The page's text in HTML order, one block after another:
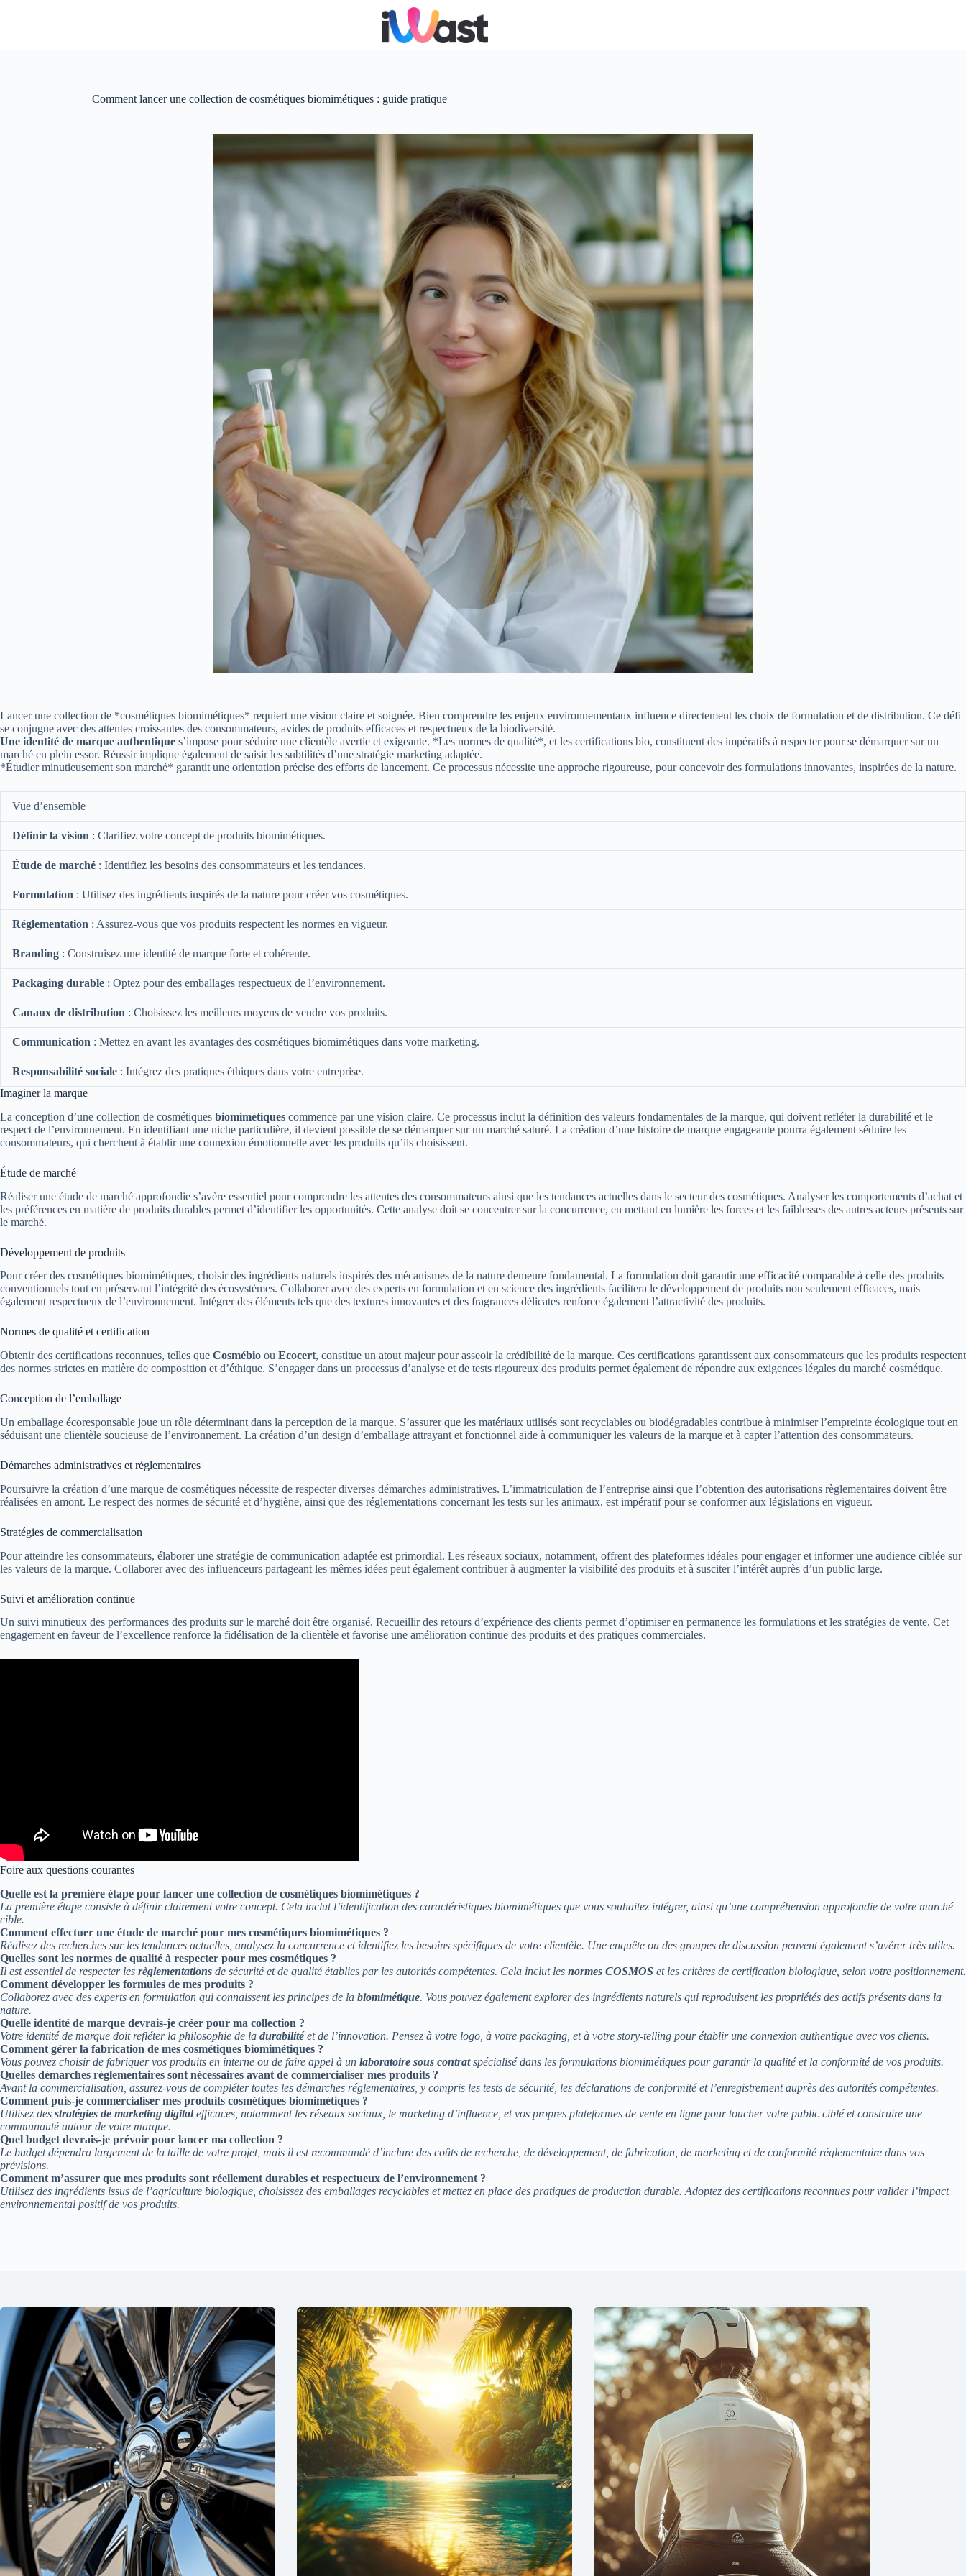
Comment lancer une collection de cosmétiques biomimétiques : guide pratique
Lancer une collection de *cosmétiques biomimétiques* requiert une vision claire et soignée. Bien comprendre les enjeux environnementaux influence directement les choix de formulation et de distribution. Ce défi
se conjugue avec des attentes croissantes des consommateurs, avides de produits efficaces et respectueux de la biodiversité.
Une identité de marque authentique s’impose pour séduire une clientèle avertie et exigeante. *Les normes de qualité*, et les certifications bio, constituent des impératifs à respecter pour se démarquer sur un
marché en plein essor. Réussir implique également de saisir les subtilités d’une stratégie marketing adaptée.
*Étudier minutieusement son marché* garantit une orientation précise des efforts de lancement. Ce processus nécessite une approche rigoureuse, pour concevoir des formulations innovantes, inspirées de la nature.
Vue d’ensemble
Définir la vision : Clarifiez votre concept de produits biomimétiques.
Étude de marché : Identifiez les besoins des consommateurs et les tendances.
Formulation : Utilisez des ingrédients inspirés de la nature pour créer vos cosmétiques.
Réglementation : Assurez-vous que vos produits respectent les normes en vigueur.
Branding : Construisez une identité de marque forte et cohérente.
Packaging durable : Optez pour des emballages respectueux de l’environnement.
Canaux de distribution : Choisissez les meilleurs moyens de vendre vos produits.
Communication : Mettez en avant les avantages des cosmétiques biomimétiques dans votre marketing.
Responsabilité sociale : Intégrez des pratiques éthiques dans votre entreprise.
Imaginer la marque
La conception d’une collection de cosmétiques biomimétiques commence par une vision claire. Ce processus inclut la définition des valeurs fondamentales de la marque, qui doivent refléter la durabilité et le
respect de l’environnement. En identifiant une niche particulière, il devient possible de se démarquer sur un marché saturé. La création d’une histoire de marque engageante pourra également séduire les
consommateurs, qui cherchent à établir une connexion émotionnelle avec les produits qu’ils choisissent.
Étude de marché
Réaliser une étude de marché approfondie s’avère essentiel pour comprendre les attentes des consommateurs ainsi que les tendances actuelles dans le secteur des cosmétiques. Analyser les comportements d’achat et
les préférences en matière de produits durables permet d’identifier les opportunités. Cette analyse doit se concentrer sur la concurrence, en mettant en lumière les forces et les faiblesses des autres acteurs présents sur
le marché.
Développement de produits
Pour créer des cosmétiques biomimétiques, choisir des ingrédients naturels inspirés des mécanismes de la nature demeure fondamental. La formulation doit garantir une efficacité comparable à celle des produits
conventionnels tout en préservant l’intégrité des écosystèmes. Collaborer avec des experts en formulation et en science des ingrédients facilitera le développement de produits non seulement efficaces, mais
également respectueux de l’environnement. Intégrer des éléments tels que des textures innovantes et des fragrances délicates renforce également l’attractivité des produits.
Normes de qualité et certification
Obtenir des certifications reconnues, telles que Cosmébio ou Ecocert, constitue un atout majeur pour asseoir la crédibilité de la marque. Ces certifications garantissent aux consommateurs que les produits respectent
des normes strictes en matière de composition et d’éthique. S’engager dans un processus d’analyse et de tests rigoureux des produits permet également de répondre aux exigences légales du marché cosmétique.
Conception de l’emballage
Un emballage écoresponsable joue un rôle déterminant dans la perception de la marque. S’assurer que les matériaux utilisés sont recyclables ou biodégradables contribue à minimiser l’empreinte écologique tout en
séduisant une clientèle soucieuse de l’environnement. La création d’un design d’emballage attrayant et fonctionnel aide à communiquer les valeurs de la marque et à capter l’attention des consommateurs.
Démarches administratives et réglementaires
Poursuivre la création d’une marque de cosmétiques nécessite de respecter diverses démarches administratives. L’immatriculation de l’entreprise ainsi que l’obtention des autorisations règlementaires doivent être
réalisées en amont. Le respect des normes de sécurité et d’hygiène, ainsi que des réglementations concernant les tests sur les animaux, est impératif pour se conformer aux législations en vigueur.
Stratégies de commercialisation
Pour atteindre les consommateurs, élaborer une stratégie de communication adaptée est primordial. Les réseaux sociaux, notamment, offrent des plateformes idéales pour engager et informer une audience ciblée sur
les valeurs de la marque. Collaborer avec des influenceurs partageant les mêmes idées peut également contribuer à augmenter la visibilité des produits et à susciter l’intérêt auprès d’un public large.
Suivi et amélioration continue
Un suivi minutieux des performances des produits sur le marché doit être organisé. Recueillir des retours d’expérience des clients permet d’optimiser en permanence les formulations et les stratégies de vente. Cet
engagement en faveur de l’excellence renforce la fidélisation de la clientèle et favorise une amélioration continue des produits et des pratiques commerciales.
Foire aux questions courantes
Quelle est la première étape pour lancer une collection de cosmétiques biomimétiques ?
La première étape consiste à définir clairement votre concept. Cela inclut l’identification des caractéristiques biomimétiques que vous souhaitez intégrer, ainsi qu’une compréhension approfondie de votre marché
cible.
Comment effectuer une étude de marché pour mes cosmétiques biomimétiques ?
Réalisez des recherches sur les tendances actuelles, analysez la concurrence et identifiez les besoins spécifiques de votre clientèle. Une enquête ou des groupes de discussion peuvent également s’avérer très utiles.
Quelles sont les normes de qualité à respecter pour mes cosmétiques ?
Il est essentiel de respecter les règlementations de sécurité et de qualité établies par les autorités compétentes. Cela inclut les normes COSMOS et les critères de certification biologique, selon votre positionnement.
Comment développer les formules de mes produits ?
Collaborez avec des experts en formulation qui connaissent les principes de la biomimétique. Vous pouvez également explorer des ingrédients naturels qui reproduisent les propriétés des actifs présents dans la
nature.
Quelle identité de marque devrais-je créer pour ma collection ?
Votre identité de marque doit refléter la philosophie de la durabilitéet de l’innovation. Pensez à votre logo, à votre packaging, et à votre story-telling pour établir une connexion authentique avec vos clients.
Comment gérer la fabrication de mes cosmétiques biomimétiques ?
Vous pouvez choisir de fabriquer vos produits en interne ou de faire appel à un laboratoire sous contratspécialisé dans les formulations biomimétiques pour garantir la qualité et la conformité de vos produits.
Quelles démarches réglementaires sont nécessaires avant de commercialiser mes produits ?
Avant la commercialisation, assurez-vous de compléter toutes les démarches réglementaires, y compris les tests de sécurité, les déclarations de conformité et l’enregistrement auprès des autorités compétentes.
Comment puis-je commercialiser mes produits cosmétiques biomimétiques ?
Utilisez des stratégies de marketing digitalefficaces, notamment les réseaux sociaux, le marketing d’influence, et vos propres plateformes de vente en ligne pour toucher votre public ciblé et construire une
communauté autour de votre marque.
Quel budget devrais-je prévoir pour lancer ma collection ?
Le budget dépendra largement de la taille de votre projet, mais il est recommandé d’inclure des coûts de recherche, de développement, de fabrication, de marketing et de conformité réglementaire dans vos
prévisions.
Comment m’assurer que mes produits sont réellement durables et respectueux de l’environnement ?
Utilisez des ingrédients issus de l’agriculture biologique, choisissez des emballages recyclables et mettez en place des pratiques de production durable. Adoptez des certifications reconnues pour valider l’impact
environnemental positif de vos produits.